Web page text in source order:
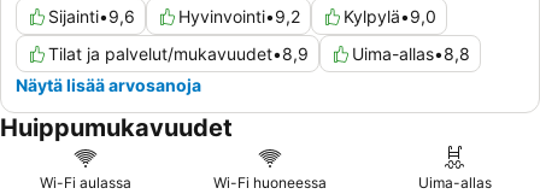
Sijainti•9,6 Hyvinvointi•9,2 Kylpylä•9,0
Tilat ja palvelut/mukavuudet•8,9 Uima-allas•8,8
Näytä lisää arvosanoja
Huippumukavuudet
Wi-Fi aulassa Wi-Fi huoneessa Uima-allas